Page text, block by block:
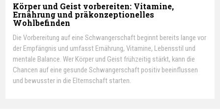
Körper und Geist vorbereiten: Vitamine,
Ernährung und präkonzeptionelles
Wohlbefinden
Die Vorbereitung auf eine Schwangerschaft beginnt bereits lange vor
der Empfängnis und umfasst Ernährung, Vitamine, Lebensstil und
mentale Balance. Wer Körper und Geist frühzeitig stärkt, kann die
Chancen auf eine gesunde Schwangerschaft positiv beeinflussen
und bewusster in die Elternschaft starten.